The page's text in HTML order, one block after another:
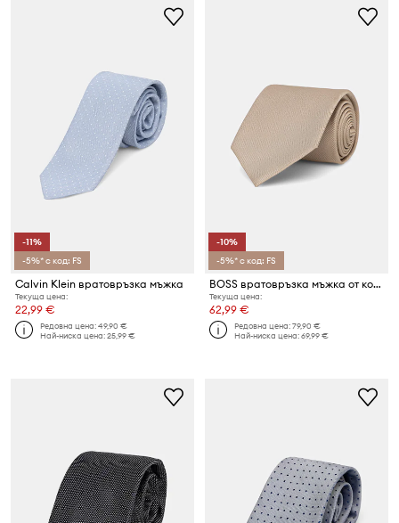
-11%
-5%* с код: FS
Calvin Klein вратовръзка мъжка
Текуща цена:
22,99 €
Редовна цена:49,90 €
Най-ниска цена:25,99 €
-10%
-5%* с код: FS
BOSS вратовръзка мъжка от коприна H-TIE CM 7.5 ONE
Текуща цена:
62,99 €
Редовна цена:79,90 €
Най-ниска цена:69,99 €